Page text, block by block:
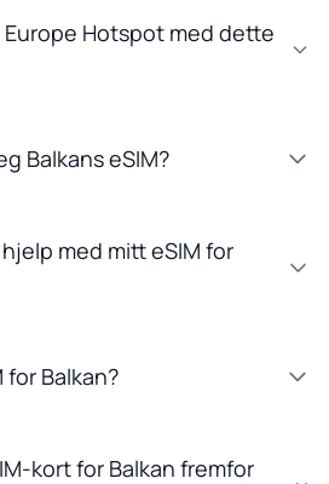
Europe Hotspot med dette
Balkans eSIM?
med mitt eSIM for
for Balkan?
kort for Balkan fremfor